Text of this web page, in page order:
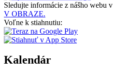
Sledujte informácie z nášho webu v
V OBRAZE.
Voľne k stiahnutiu:
Kalendár